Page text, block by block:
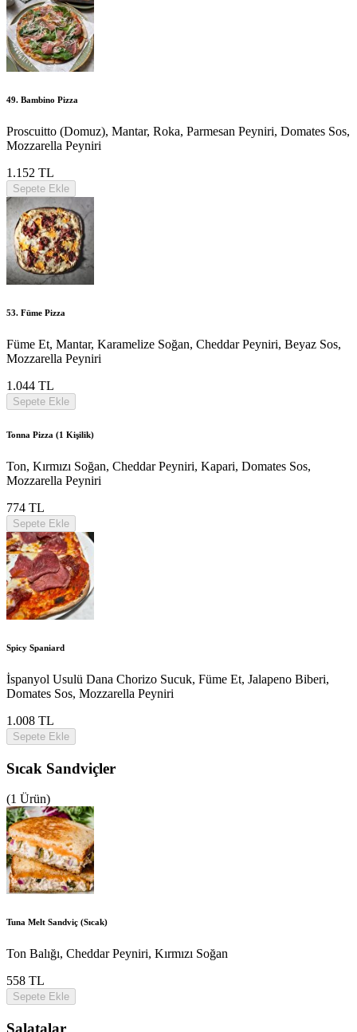
49. Bambino Pizza
Proscuitto (Domuz), Mantar, Roka, Parmesan Peyniri, Domates Sos,
Mozzarella Peyniri
1.152 TL
Sepete Ekle
53. Füme Pizza
Füme Et, Mantar, Karamelize Soğan, Cheddar Peyniri, Beyaz Sos,
Mozzarella Peyniri
1.044 TL
Sepete Ekle
Tonna Pizza (1 Kişilik)
Ton, Kırmızı Soğan, Cheddar Peyniri, Kapari, Domates Sos,
Mozzarella Peyniri
774 TL
Sepete Ekle
Spicy Spaniard
İspanyol Usulü Dana Chorizo Sucuk, Füme Et, Jalapeno Biberi,
Domates Sos, Mozzarella Peyniri
1.008 TL
Sepete Ekle
Sıcak Sandviçler
(1 Ürün)
Tuna Melt Sandviç (Sıcak)
Ton Balığı, Cheddar Peyniri, Kırmızı Soğan
558 TL
Sepete Ekle
Salatalar